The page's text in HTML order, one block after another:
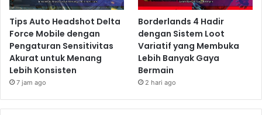
Tips Auto Headshot Delta
Force Mobile dengan
Pengaturan Sensitivitas
Akurat untuk Menang
Lebih Konsisten
7 jam ago
Borderlands 4 Hadir
dengan Sistem Loot
Variatif yang Membuka
Lebih Banyak Gaya
Bermain
2 hari ago